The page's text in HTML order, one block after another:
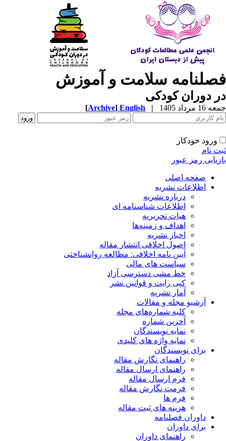
سلامت و آموزش
دوران کودکی
مرداد 1405 |
English
[Archive]
ورود خودکار
نام
رمز عبور
صفحه اصلی
اطلاعات نشریه
درباره نشریه
اطلاعات شناسنامه ای
هیات تحریریه
اهداف و زمینه‌ها
اخبار نشریه
اصول اخلاقی انتشار مقاله
آیین نامه اخلاقی: مطالعه روانشناختی
سیاست های مالی
خط مشی دسترسی آزاد
کپی رایت و قوانین نشر
آمار نشریه
آرشیو مجله و مقالات
کلیه شماره‌های مجله
آخرین شماره
نمایه نویسندگان
نمایه واژه های کلیدی
برای نویسندگان
راهنمای نگارش مقاله
راهنمای ارسال مقاله
فرم ارسال مقاله
فرمت نگارش مقاله
فرم ها
هزینه های ثبت مقاله
داوران فصلنامه
برای داوران
راهنمای داوران